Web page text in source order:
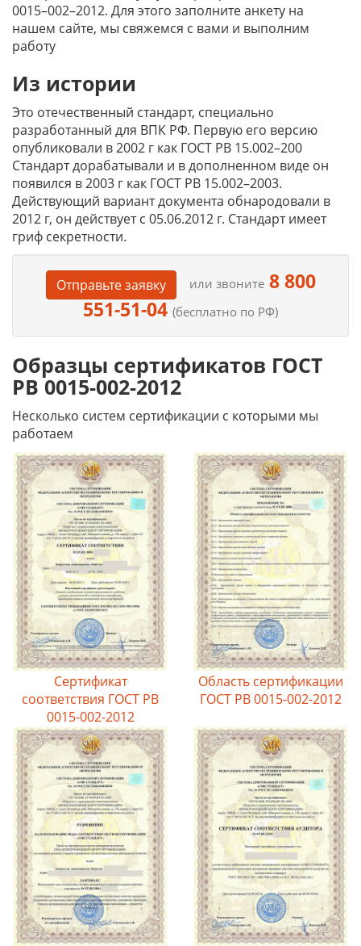
0015–002–2012. Для этого заполните анкету на
нашем сайте, мы свяжемся с вами и выполним
работу
Из истории
Это отечественный стандарт, специально
разработанный для ВПК РФ. Первую его версию
опубликовали в 2002 г как ГОСТ РВ 15.002–200
Стандарт дорабатывали и в дополненном виде он
появился в 2003 г как ГОСТ РВ 15.002–2003.
Действующий вариант документа обнародовали в
2012 г, он действует с 05.06.2012 г. Стандарт имеет
гриф секретности.
Отправьте заявку или звоните8 800
551-51-04 (бесплатно по РФ)
Образцы сертификатов ГОСТ
РВ 0015-002-2012
Несколько систем сертификации с которыми мы
работаем
Сертификат
соответствия ГОСТ РВ
0015-002-2012
Область сертификации
ГОСТ РВ 0015-002-2012